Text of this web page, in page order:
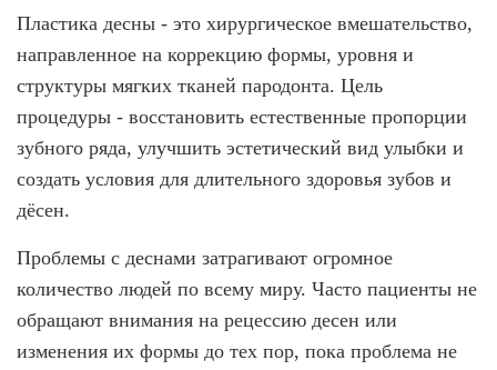
Импланты Straumann
Имплантация одного зуба
Коронка на имплант
Имплантация «Всё на 4х»
Имплантация «Всё на 6-ти»
Коронка на имплант
ЧИСТКА ЗУБОВ
Восстановление и реставрация зубов
Пластика десны - это хирургическое вмешательство,
направленное на коррекцию формы, уровня и
структуры мягких тканей пародонта. Цель
процедуры - восстановить естественные пропорции
зубного ряда, улучшить эстетический вид улыбки и
создать условия для длительного здоровья зубов и
дёсен.
Проблемы с деснами затрагивают огромное
количество людей по всему миру. Часто пациенты не
обращают внимания на рецессию десен или
изменения их формы до тех пор, пока проблема не